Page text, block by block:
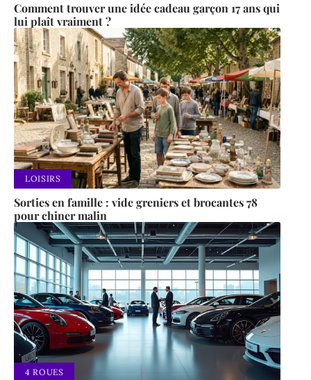
Comment trouver une idée cadeau garçon 17 ans qui
lui plaît vraiment ?
LOISIRS
Sorties en famille : vide greniers et brocantes 78
pour chiner malin
4 ROUES